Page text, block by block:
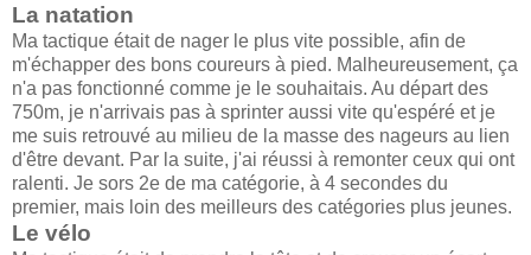
La natation
Ma tactique était de nager le plus vite possible, afin de
m'échapper des bons coureurs à pied. Malheureusement, ça
n'a pas fonctionné comme je le souhaitais. Au départ des
750m, je n'arrivais pas à sprinter aussi vite qu'espéré et je
me suis retrouvé au milieu de la masse des nageurs au lien
d'être devant. Par la suite, j'ai réussi à remonter ceux qui ont
ralenti. Je sors 2e de ma catégorie, à 4 secondes du
premier, mais loin des meilleurs des catégories plus jeunes.
Le vélo